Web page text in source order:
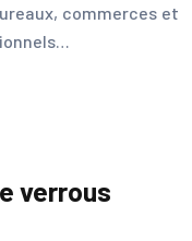
commerces et
verrous